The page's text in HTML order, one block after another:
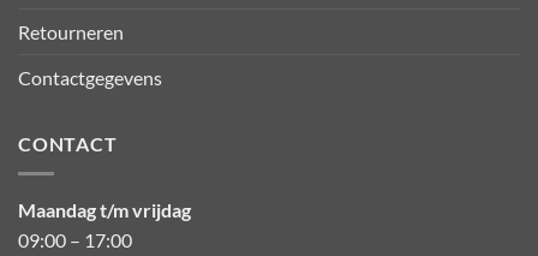
Retourneren
Contactgegevens
CONTACT
Maandag t/m vrijdag
09:00 – 17:00